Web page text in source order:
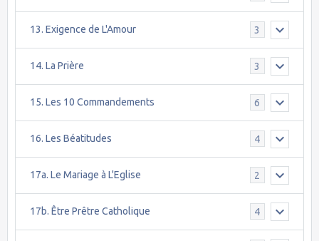
13. Exigence de L'Amour 3
14. La Prière 3
15. Les 10 Commandements 6
16. Les Béatitudes 4
17a. Le Mariage à L'Eglise 2
17b. Être Prêtre Catholique 4